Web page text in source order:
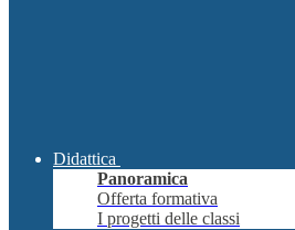
Didattica
Panoramica
Offerta formativa
I progetti delle classi